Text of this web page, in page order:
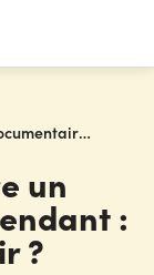
Budget pour faire un documentaire indépendant : combien prévoir ?
un
:
?